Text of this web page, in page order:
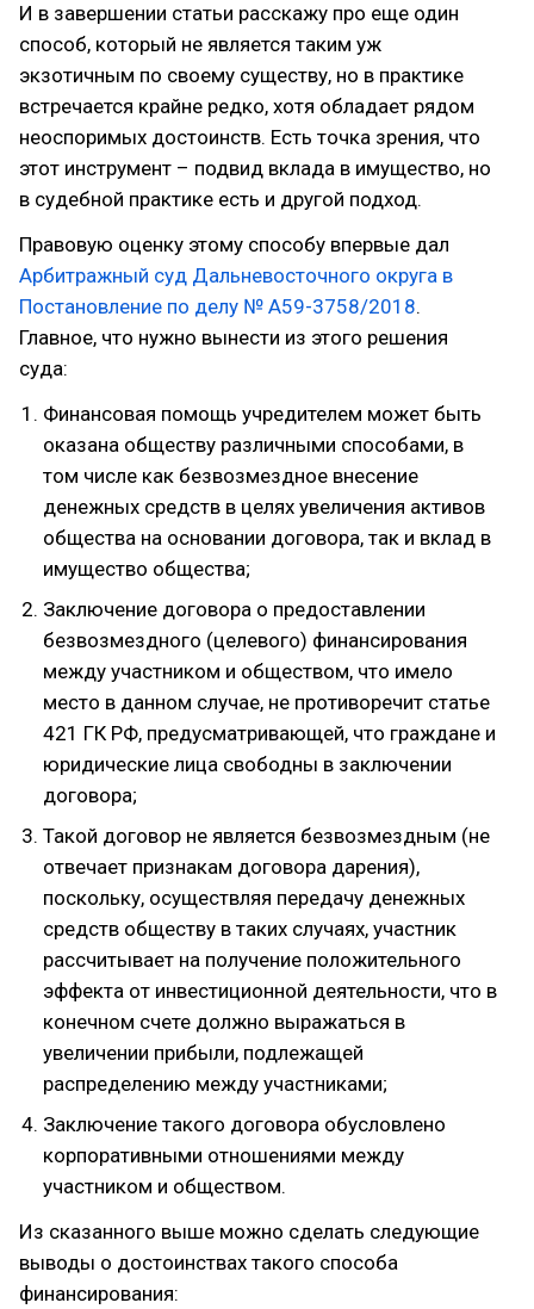
И в завершении статьи расскажу про еще один
способ, который не является таким уж
экзотичным по своему существу, но в практике
встречается крайне редко, хотя обладает рядом
неоспоримых достоинств. Есть точка зрения, что
этот инструмент – подвид вклада в имущество, но
в судебной практике есть и другой подход.
Правовую оценку этому способу впервые дал
Арбитражный суд Дальневосточного округа в
Постановление по делу № А59-3758/2018.
Главное, что нужно вынести из этого решения
суда:
Финансовая помощь учредителем может быть
оказана обществу различными способами, в
том числе как безвозмездное внесение
денежных средств в целях увеличения активов
общества на основании договора, так и вклад в
имущество общества;
Заключение договора о предоставлении
безвозмездного (целевого) финансирования
между участником и обществом, что имело
место в данном случае, не противоречит статье
421 ГК РФ, предусматривающей, что граждане и
юридические лица свободны в заключении
договора;
Такой договор не является безвозмездным (не
отвечает признакам договора дарения),
поскольку, осуществляя передачу денежных
средств обществу в таких случаях, участник
рассчитывает на получение положительного
эффекта от инвестиционной деятельности, что в
конечном счете должно выражаться в
увеличении прибыли, подлежащей
распределению между участниками;
Заключение такого договора обусловлено
корпоративными отношениями между
участником и обществом.
Из сказанного выше можно сделать следующие
выводы о достоинствах такого способа
финансирования: